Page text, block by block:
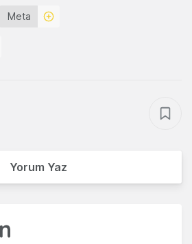
Meta
Yorum Yaz